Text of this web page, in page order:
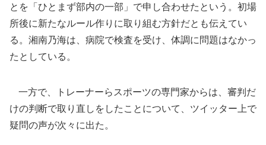
とを「ひとまず部内の一部」で申し合わせたという。初場
所後に新たなルール作りに取り組む方針だとも伝えてい
る。湘南乃海は、病院で検査を受け、体調に問題はなかっ
たとしている。
一方で、トレーナーらスポーツの専門家からは、審判だ
けの判断で取り直しをしたことについて、ツイッター上で
疑問の声が次々に出た。